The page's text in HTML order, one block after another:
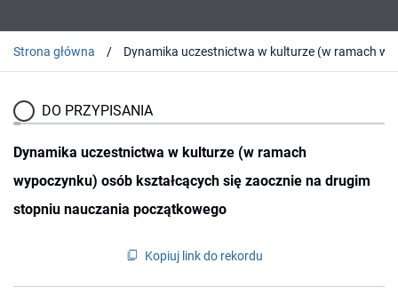
Strona główna
DO PRZYPISANIA
Dynamika uczestnictwa w kulturze (w ramach
wypoczynku) osób kształcących się zaocznie na drugim
stopniu nauczania początkowego
Kopiuj link do rekordu